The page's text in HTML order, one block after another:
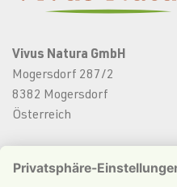
Vivus Natura GmbH
Mogersdorf 287/2
8382 Mogersdorf
Österreich
office@vivus-natura.eu